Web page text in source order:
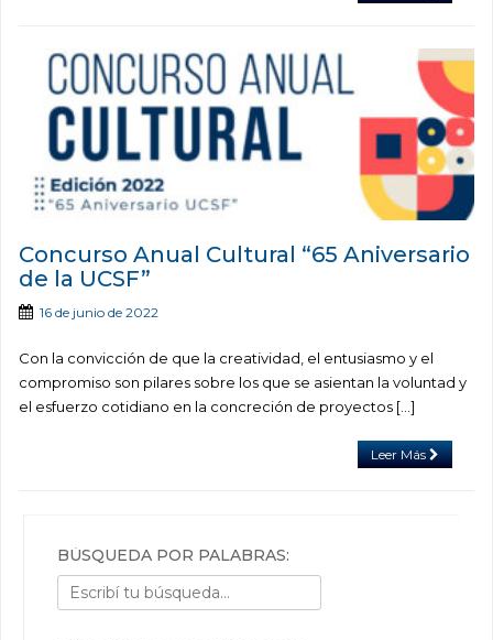
Concurso Anual Cultural “65 Aniversario
de la UCSF”
16 de junio de 2022
Con la convicción de que la creatividad, el entusiasmo y el
compromiso son pilares sobre los que se asientan la voluntad y
el esfuerzo cotidiano en la concreción de proyectos […]
Leer Más
BÚSQUEDA POR PALABRAS: